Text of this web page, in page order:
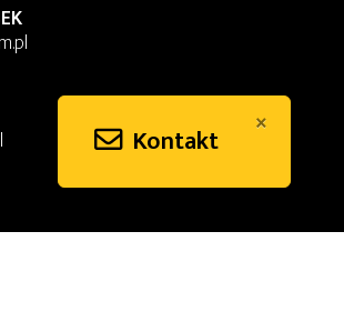
×
Kontakt